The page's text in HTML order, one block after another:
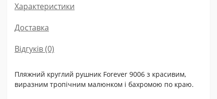
Характеристики
Доставка
Відгуків (0)
Пляжний круглий рушник Forever 9006 з красивим,
виразним тропічним малюнком і бахромою по краю.